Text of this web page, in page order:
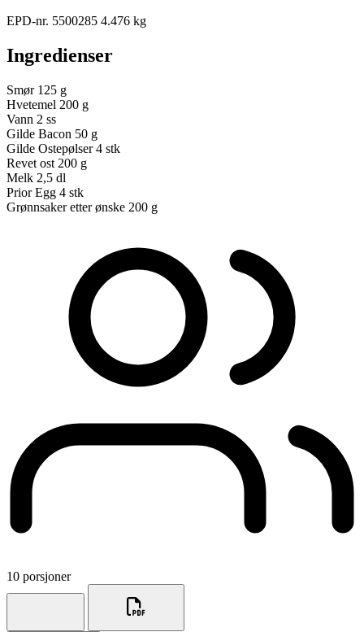
EPD-nr. 5500285 4.476 kg
Ingredienser
Smør 125 g
Hvetemel 200 g
Vann 2 ss
Gilde Bacon 50 g
Gilde Ostepølser 4 stk
Revet ost 200 g
Melk 2,5 dl
Prior Egg 4 stk
Grønnsaker etter ønske 200 g
10 porsjoner